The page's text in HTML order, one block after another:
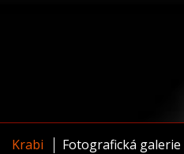
Krabi Fotografická galerie